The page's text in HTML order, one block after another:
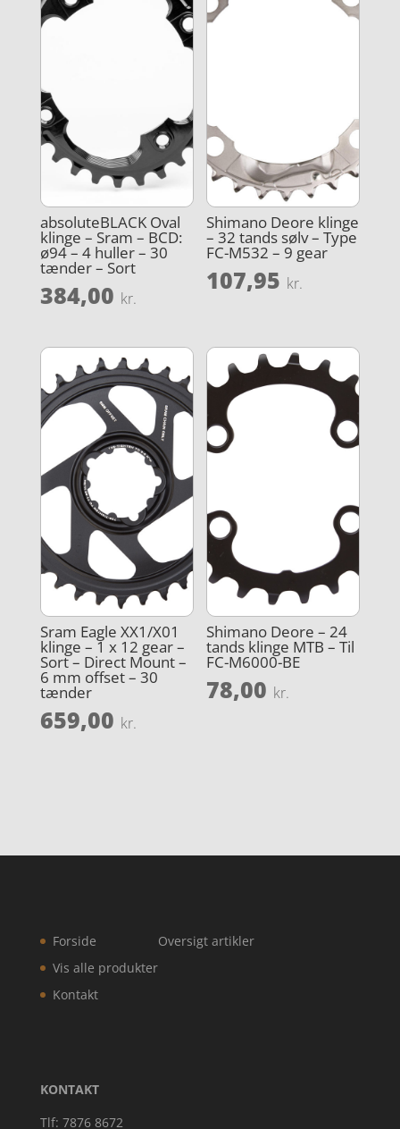
absoluteBLACK Oval
klinge – Sram – BCD:
ø94 – 4 huller – 30
tænder – Sort
384,00 kr.
Shimano Deore klinge
– 32 tands sølv – Type
FC-M532 – 9 gear
107,95 kr.
Sram Eagle XX1/X01
klinge – 1 x 12 gear –
Sort – Direct Mount –
6 mm offset – 30
tænder
659,00 kr.
Shimano Deore – 24
tands klinge MTB – Til
FC-M6000-BE
78,00 kr.
Forside
Vis alle produkter
Kontakt
Oversigt artikler
KONTAKT
Tlf: 7876 8672